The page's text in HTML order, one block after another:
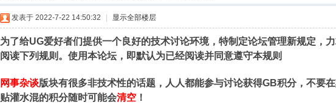
发表于 2022-7-22 14:50:32 显示全部楼层
为了给UG爱好者们提供一个良好的技术讨论环境，特制定论坛管理新规定，
阅读下列规则。使用本论坛，即默认为已经阅读并同意遵守本规则
网事杂谈版块有很多非技术性的话题，人人都能参与讨论获得GB积分，不要
贴灌水混的积分随时可能会清空 ！